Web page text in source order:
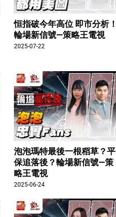
恒指破今年高位 即市分析！
輪場新信號—策略王電視
2025-07-22
泡泡瑪特最後一根稻草？平
保追落後？輪場新信號—策
略王電視
2025-06-24